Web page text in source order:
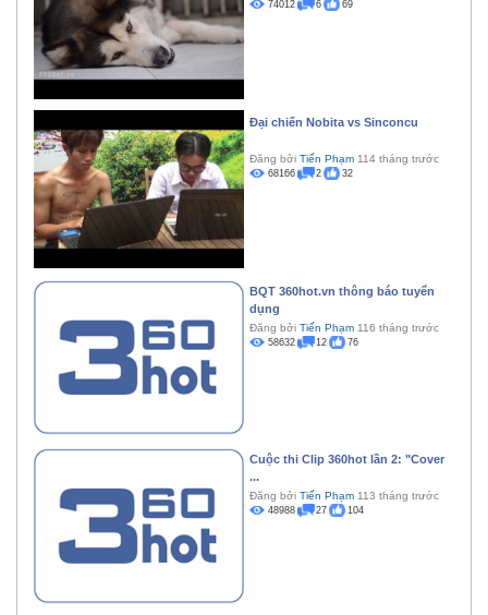
74012 6 69
Đại chiến Nobita vs Sinconcu
Đăng bởi Tiến Phạm 114 tháng trước
68166 2 32
BQT 360hot.vn thông báo tuyển
dụng
Đăng bởi Tiến Phạm 116 tháng trước
58632 12 76
Cuộc thi Clip 360hot lần 2: "Cover
...
Đăng bởi Tiến Phạm 113 tháng trước
48988 27 104